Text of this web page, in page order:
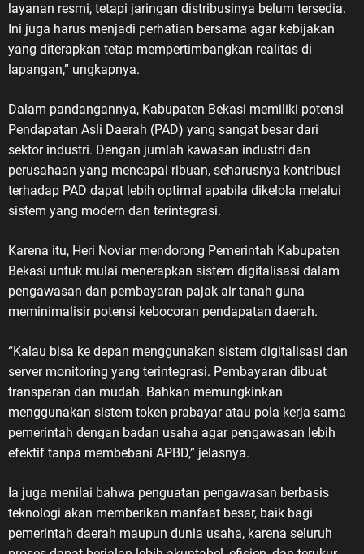
layanan resmi, tetapi jaringan distribusinya belum tersedia.
Ini juga harus menjadi perhatian bersama agar kebijakan
yang diterapkan tetap mempertimbangkan realitas di
lapangan,” ungkapnya.
Dalam pandangannya, Kabupaten Bekasi memiliki potensi
Pendapatan Asli Daerah (PAD) yang sangat besar dari
sektor industri. Dengan jumlah kawasan industri dan
perusahaan yang mencapai ribuan, seharusnya kontribusi
terhadap PAD dapat lebih optimal apabila dikelola melalui
sistem yang modern dan terintegrasi.
Karena itu, Heri Noviar mendorong Pemerintah Kabupaten
Bekasi untuk mulai menerapkan sistem digitalisasi dalam
pengawasan dan pembayaran pajak air tanah guna
meminimalisir potensi kebocoran pendapatan daerah.
“Kalau bisa ke depan menggunakan sistem digitalisasi dan
server monitoring yang terintegrasi. Pembayaran dibuat
transparan dan mudah. Bahkan memungkinkan
menggunakan sistem token prabayar atau pola kerja sama
pemerintah dengan badan usaha agar pengawasan lebih
efektif tanpa membebani APBD,” jelasnya.
Ia juga menilai bahwa penguatan pengawasan berbasis
teknologi akan memberikan manfaat besar, baik bagi
pemerintah daerah maupun dunia usaha, karena seluruh